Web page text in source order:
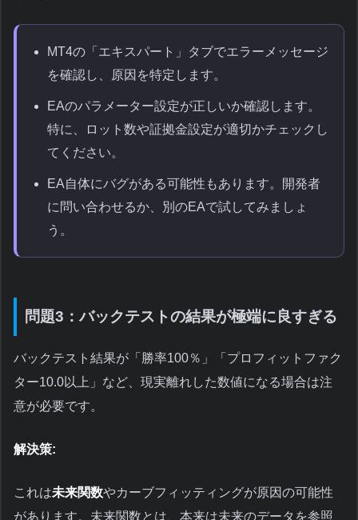
MT4の「エキスパート」タブでエラーメッセージ
を確認し、原因を特定します。
EAのパラメーター設定が正しいか確認します。
特に、ロット数や証拠金設定が適切かチェックし
てください。
EA自体にバグがある可能性もあります。開発者
に問い合わせるか、別のEAで試してみましょ
う。
問題3：バックテストの結果が極端に良すぎる
バックテスト結果が「勝率100％」「プロフィットファク
ター10.0以上」など、現実離れした数値になる場合は注
意が必要です。
解決策:
これは未来関数やカーブフィッティングが原因の可能性
があります。未来関数とは、本来は未来のデータを参照